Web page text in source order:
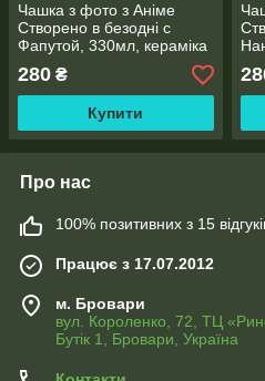
Чашка з фото з Аніме
Створено в безодні с
Фапутой, 330мл, кераміка
280 ₴
Купити
Про нас
100% позитивних з 15
Працює з 17.07.2012
м. Бровари
вул. Короленко, 72, ТЦ
Бутік 1, Бровари, Україна